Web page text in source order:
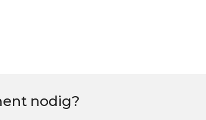
nodig?